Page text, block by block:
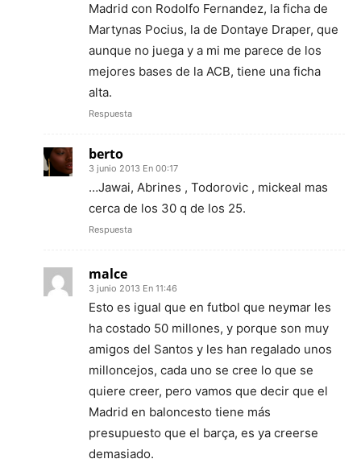
Madrid con Rodolfo Fernandez, la ficha de
Martynas Pocius, la de Dontaye Draper, que
aunque no juega y a mi me parece de los
mejores bases de la ACB, tiene una ficha
alta.
Respuesta
berto
3 junio 2013 En 00:17
…Jawai, Abrines , Todorovic , mickeal mas
cerca de los 30 q de los 25.
Respuesta
malce
3 junio 2013 En 11:46
Esto es igual que en futbol que neymar les
ha costado 50 millones, y porque son muy
amigos del Santos y les han regalado unos
milloncejos, cada uno se cree lo que se
quiere creer, pero vamos que decir que el
Madrid en baloncesto tiene más
presupuesto que el barça, es ya creerse
demasiado.